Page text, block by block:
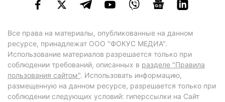
Все права на материалы, опубликованные на данном
ресурсе, принадлежат ООО "ФОКУС МЕДИА".
Использование материалов разрешается только при
соблюдении требований, описанных в разделе "Правила
пользования сайтом". Использовать информацию,
размещенную на данном ресурсе, разрешается только при
соблюдении следующих условий: гиперссылки на Сайт